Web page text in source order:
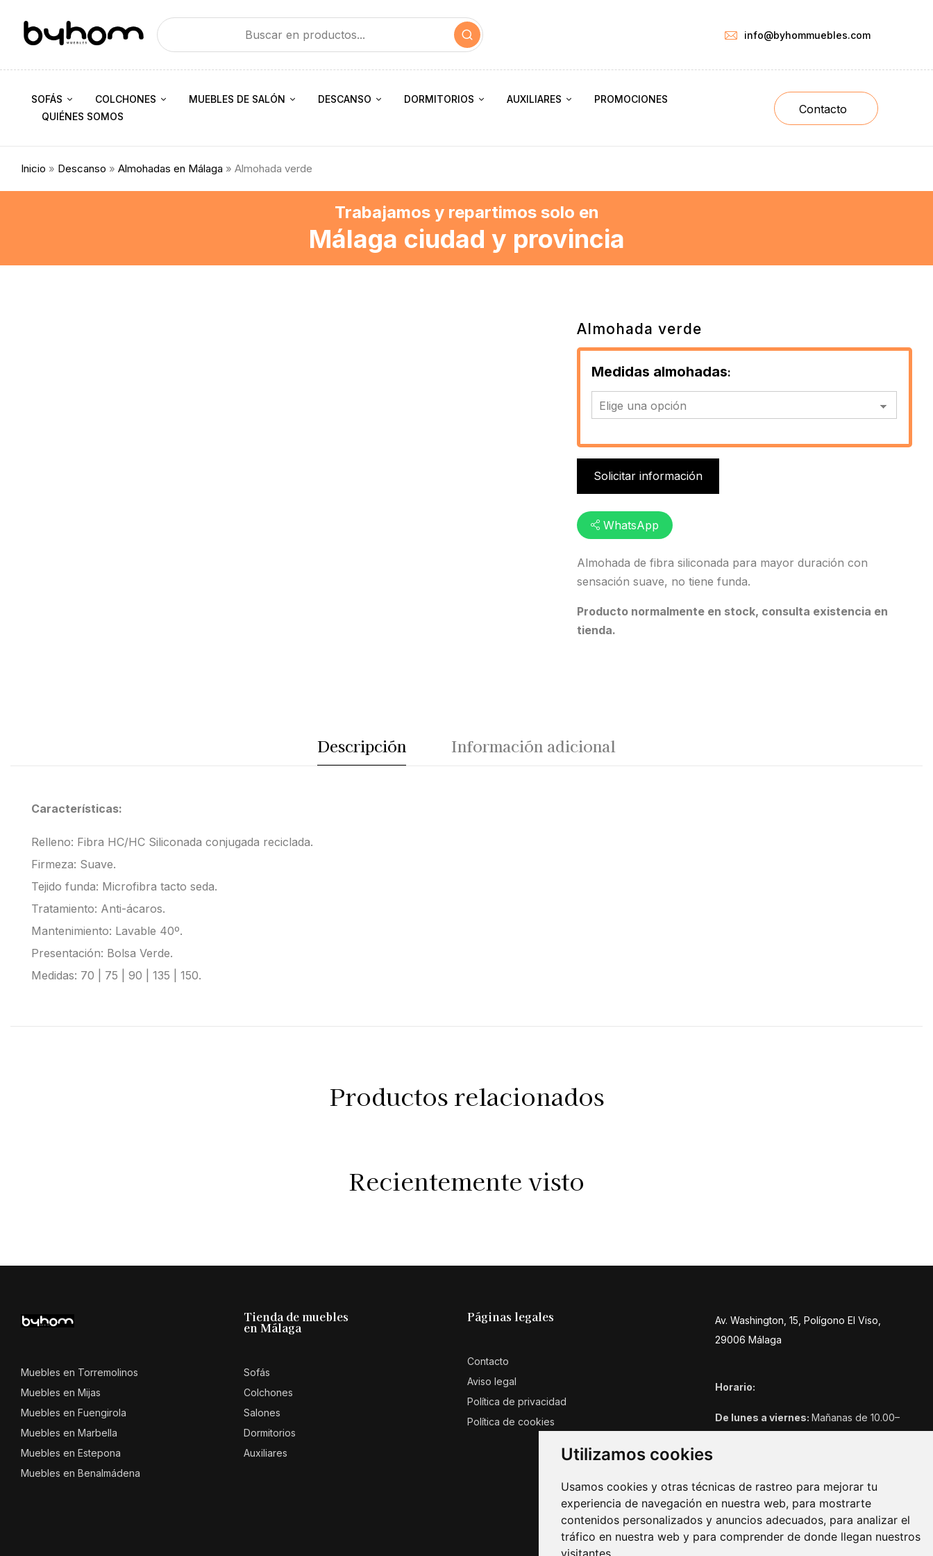
Utilizamos cookies
Usamos cookies y otras técnicas de rastreo para mejorar tu
experiencia de navegación en nuestra web, para mostrarte
contenidos personalizados y anuncios adecuados, para analizar el
tráfico en nuestra web y para comprender de donde llegan nuestros
visitantes.
info@byhommuebles.com
SOFÁS COLCHONES MUEBLES DE SALÓN DESCANSO DORMITORIOS AUXILIARES
PROMOCIONES
QUIÉNES SOMOS
Contacto
Inicio » Descanso » Almohadas en Málaga » Almohada verde
Trabajamos y repartimos solo en
Málaga ciudad y provincia
Almohada verde
Almohada de fibra siliconada para mayor duración con
sensación suave, no tiene funda.
Producto normalmente en stock, consulta existencia en
tienda.
Medidas almohadas
Solicitar información
WhatsApp
Descripción Información adicional
Características:
Relleno: Fibra HC/HC Siliconada conjugada reciclada.
Firmeza: Suave.
Tejido funda: Microfibra tacto seda.
Tratamiento: Anti-ácaros.
Mantenimiento: Lavable 40º.
Presentación: Bolsa Verde.
Medidas: 70 | 75 | 90 | 135 | 150.
Productos relacionados
Recientemente visto
Muebles en Torremolinos
Muebles en Mijas
Muebles en Fuengirola
Muebles en Marbella
Muebles en Estepona
Muebles en Benalmádena
Tienda de muebles
en Málaga
Sofás
Colchones
Salones
Dormitorios
Auxiliares
Páginas legales
Contacto
Aviso legal
Política de privacidad
Política de cookies
Av. Washington, 15, Polígono El Viso,
29006 Málaga
Horario:
De lunes a viernes:Mañanas de 10.00–
Domingo: Cerrado